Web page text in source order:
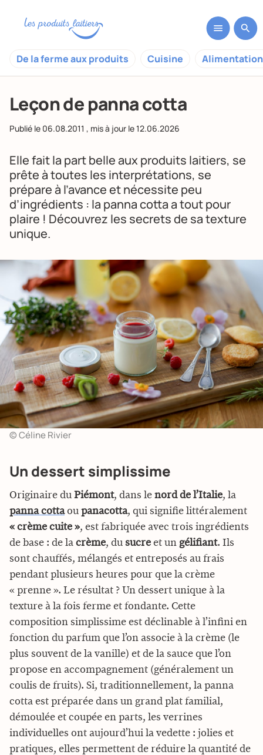
De la ferme aux produits Cuisine
Leçon de panna cotta
Publié le 06.08.2011 , mis à jour le12.06.2026
Elle fait la part belle aux produits laitiers, se
prête à toutes les interprétations, se
prépare à l’avance et nécessite peu
d’ingrédients : la panna cotta a tout pour
plaire ! Découvrez les secrets de sa texture
unique.
© Céline Rivier
Un dessert simplissime
Originaire du Piémont, dans le nord de l’Italie, la
panna cottaou panacotta, qui signifie littéralement
« crème cuite », est fabriquée avec trois ingrédients
de base : de la crème, du sucre et un gélifiant. Ils
sont chauffés, mélangés et entreposés au frais
pendant plusieurs heures pour que la crème
« prenne ». Le résultat ? Un dessert unique à la
texture à la fois ferme et fondante. Cette
composition simplissime est déclinable à l’infini en
fonction du parfum que l’on associe à la crème (le
plus souvent de la vanille) et de la sauce que l’on
propose en accompagnement (généralement un
coulis de fruits). Si, traditionnellement, la panna
cotta est préparée dans un grand plat familial,
démoulée et coupée en parts, les verrines
individuelles ont aujourd’hui la vedette : jolies et
pratiques, elles permettent de réduire la quantité de